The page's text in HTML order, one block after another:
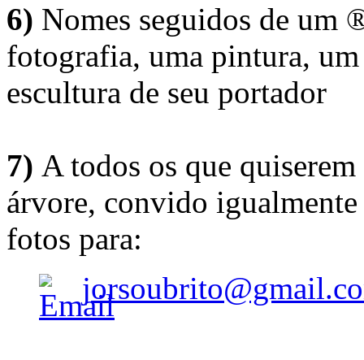
6) Nomes seguidos de um
fotografia, uma pintura,
escultura de seu portador
7) A todos os que
árvore, convido
fotos para: